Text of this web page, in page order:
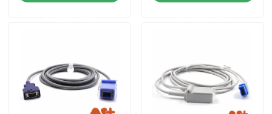
kabel monitor pasien
sensor spo2 yang dapat digunakan kembali